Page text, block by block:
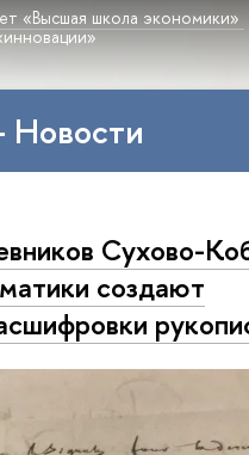
«Высшая школа экономики»
Новости
Сухово-
создают